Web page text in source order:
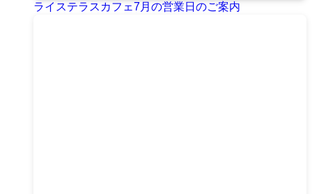
ライステラスカフェ7月の営業日のご案内